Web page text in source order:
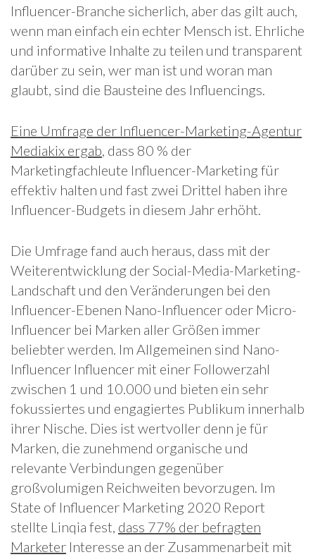
Influencer-Branche sicherlich, aber das gilt auch,
wenn man einfach ein echter Mensch ist. Ehrliche
und informative Inhalte zu teilen und transparent
darüber zu sein, wer man ist und woran man
glaubt, sind die Bausteine des Influencings.
Eine Umfrage der Influencer-Marketing-Agentur
Mediakix ergab, dass 80 % der
Marketingfachleute Influencer-Marketing für
effektiv halten und fast zwei Drittel haben ihre
Influencer-Budgets in diesem Jahr erhöht.
Die Umfrage fand auch heraus, dass mit der
Weiterentwicklung der Social-Media-Marketing-
Landschaft und den Veränderungen bei den
Influencer-Ebenen Nano-Influencer oder Micro-
Influencer bei Marken aller Größen immer
beliebter werden. Im Allgemeinen sind Nano-
Influencer Influencer mit einer Followerzahl
zwischen 1 und 10.000 und bieten ein sehr
fokussiertes und engagiertes Publikum innerhalb
ihrer Nische. Dies ist wertvoller denn je für
Marken, die zunehmend organische und
relevante Verbindungen gegenüber
großvolumigen Reichweiten bevorzugen. Im
State of Influencer Marketing 2020 Report
stellte Linqia fest, dass 77% der befragten
Marketer Interesse an der Zusammenarbeit mit